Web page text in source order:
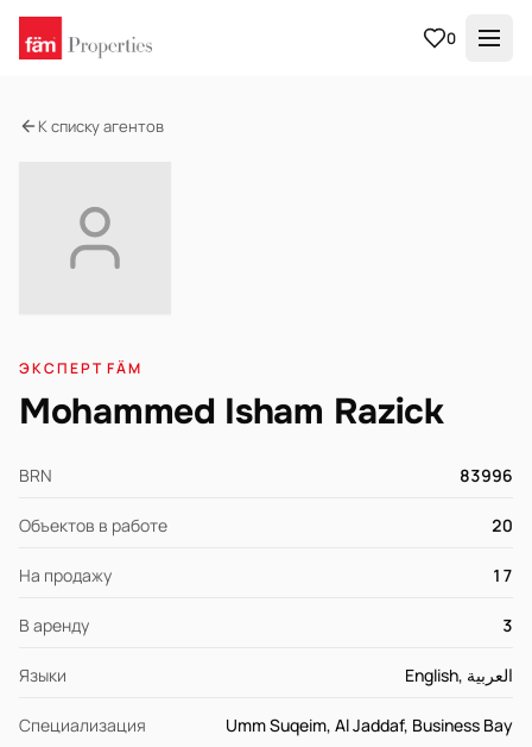
0
К списку агентов
ЭКСПЕРТ FÄM
Mohammed Isham Razick
BRN 83996
Объектов в работе 20
На продажу 17
В аренду 3
Языки English, العربية
Специализация Umm Suqeim, Al Jaddaf, Business Bay